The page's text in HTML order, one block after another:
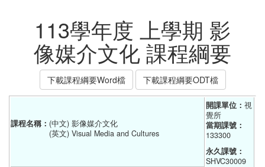
113學年度 上學期 影
像媒介文化 課程綱要
下載課程綱要Word檔 下載課程綱要ODT檔
課程名稱： (中文) 影像媒介文化
(英文) Visual Media and Cultures
開課單位： 視
覺所
當期課號：
133300
永久課號：
SHVC30009